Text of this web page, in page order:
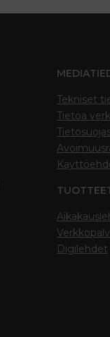
Tekniset
Tietoa
Digilehdet